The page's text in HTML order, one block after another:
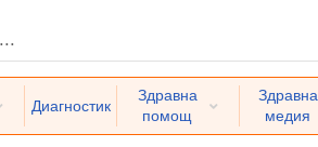
Диагностик
Здравна
помощ
Здравна
медия